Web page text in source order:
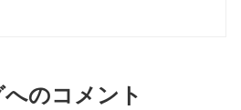
のコメント